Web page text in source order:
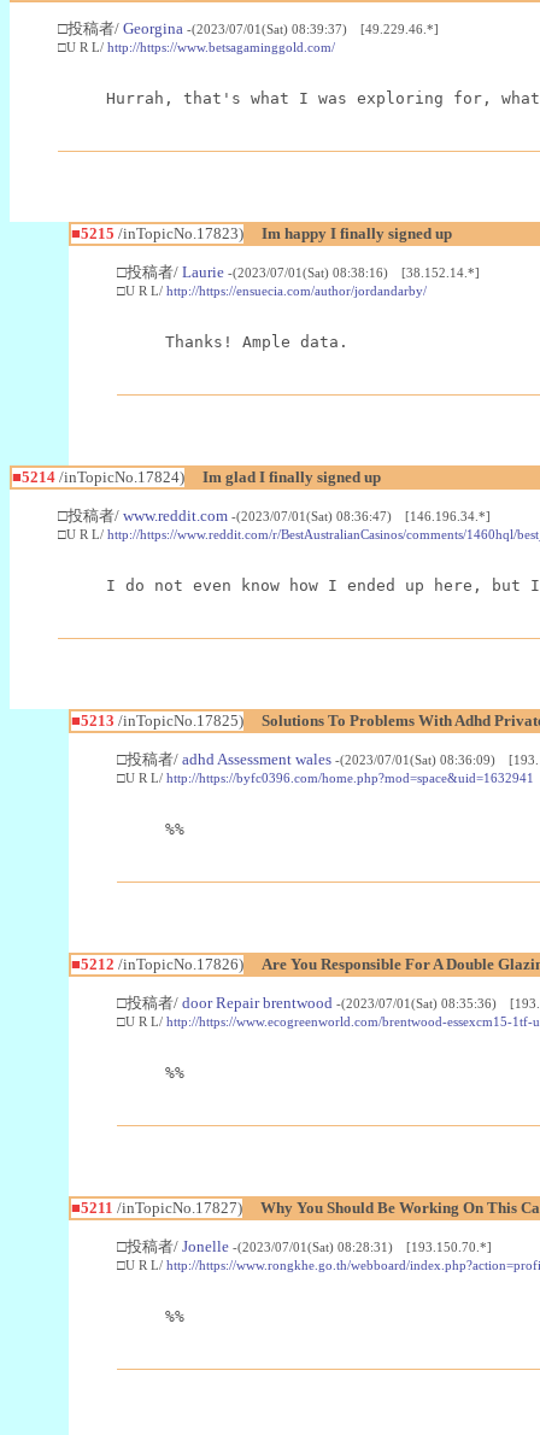
□投稿者/ Georgina -(2023/07/01(Sat) 08:39:37) [49.229.46.*]
□U R L/ http://https://www.betsagaminggold.com/
Hurrah, that's what I was exploring for,
■5215 /inTopicNo.17823) Im happy I finally signed up
□投稿者/ Laurie -(2023/07/01(Sat) 08:38:16) [38.152.14.*]
□U R L/ http://https://ensuecia.com/author/jordandarby/
Thanks! Ample data.
■5214 /inTopicNo.17824) Im glad I finally signed up
□投稿者/ www.reddit.com -(2023/07/01(Sat) 08:36:47) [146.196.34.*]
□U R L/ http://https://www.reddit.com/r/BestAustralianCasinos/comments/1460hql/
I do not even know how I ended up here,
■5213 /inTopicNo.17825) Solutions To Problems With Adhd
□投稿者/ adhd Assessment wales -(2023/07/01(Sat) 08:36:09)
□U R L/ http://https://byfc0396.com/home.php?mod=space&uid=1632941
%%
■5212 /inTopicNo.17826) Are You Responsible For A Double
□投稿者/ door Repair brentwood -(2023/07/01(Sat) 08:35:36)
□U R L/ http://https://www.ecogreenworld.com/brentwood-essexcm15-
%%
■5211 /inTopicNo.17827) Why You Should Be Working On This
□投稿者/ Jonelle -(2023/07/01(Sat) 08:28:31) [193.150.70.*]
□U R L/ http://https://www.rongkhe.go.th/webboard/
%%